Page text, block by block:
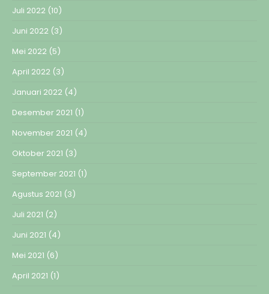
Juli 2022 (10)
Juni 2022 (3)
Mei 2022 (5)
April 2022 (3)
Januari 2022 (4)
Desember 2021 (1)
November 2021 (4)
Oktober 2021 (3)
September 2021 (1)
Agustus 2021 (3)
Juli 2021 (2)
Juni 2021 (4)
Mei 2021 (6)
April 2021 (1)